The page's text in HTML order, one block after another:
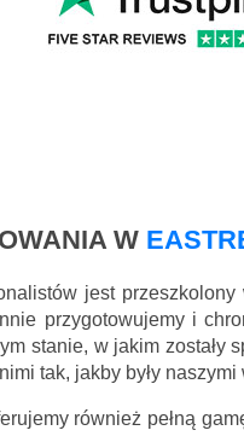
W
jest
przygotowujemy i
stanie, w jakim zostały
tak, jakby były naszymi
również pełną